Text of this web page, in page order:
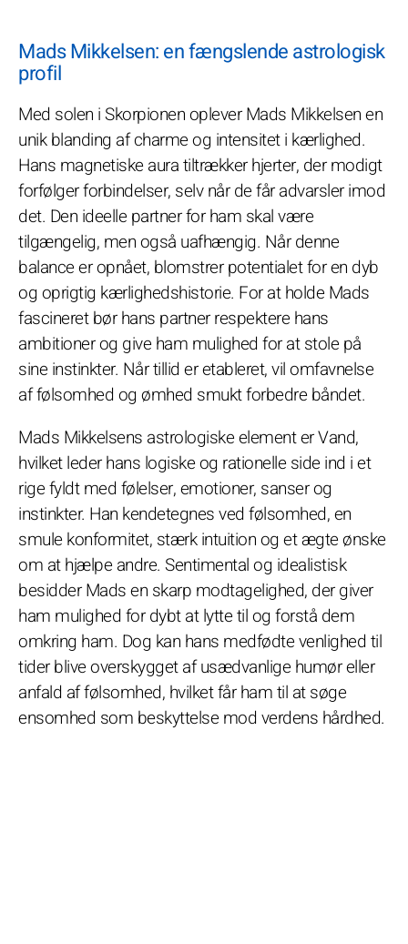
Mads Mikkelsen: en fængslende astrologisk
profil
Med solen i Skorpionen oplever Mads Mikkelsen en
unik blanding af charme og intensitet i kærlighed.
Hans magnetiske aura tiltrækker hjerter, der modigt
forfølger forbindelser, selv når de får advarsler imod
det. Den ideelle partner for ham skal være
tilgængelig, men også uafhængig. Når denne
balance er opnået, blomstrer potentialet for en dyb
og oprigtig kærlighedshistorie. For at holde Mads
fascineret bør hans partner respektere hans
ambitioner og give ham mulighed for at stole på
sine instinkter. Når tillid er etableret, vil omfavnelse
af følsomhed og ømhed smukt forbedre båndet.
Mads Mikkelsens astrologiske element er Vand,
hvilket leder hans logiske og rationelle side ind i et
rige fyldt med følelser, emotioner, sanser og
instinkter. Han kendetegnes ved følsomhed, en
smule konformitet, stærk intuition og et ægte ønske
om at hjælpe andre. Sentimental og idealistisk
besidder Mads en skarp modtagelighed, der giver
ham mulighed for dybt at lytte til og forstå dem
omkring ham. Dog kan hans medfødte venlighed til
tider blive overskygget af usædvanlige humør eller
anfald af følsomhed, hvilket får ham til at søge
ensomhed som beskyttelse mod verdens hårdhed.